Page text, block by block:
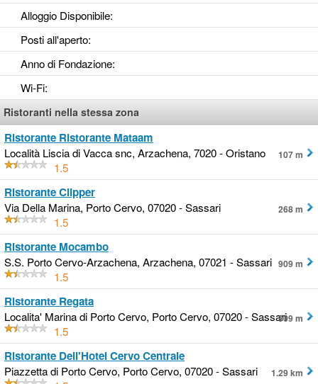
Alloggio Disponibile:
Posti all'aperto:
Anno di Fondazione:
Wi-Fi:
Ristoranti nella stessa zona
Ristorante Ristorante Mataam
Località Liscia di Vacca snc, Arzachena, 7020 - Oristano
1.5
107 m
Ristorante Clipper
Via Della Marina, Porto Cervo, 07020 - Sassari
1.5
268 m
Ristorante Mocambo
S.S. Porto Cervo-Arzachena, Arzachena, 07021 - Sassari
1.5
909 m
Ristorante Regata
Localita' Marina di Porto Cervo, Porto Cervo, 07020 - Sassari
1.5
909 m
Ristorante Dell'Hotel Cervo Centrale
Piazzetta di Porto Cervo, Porto Cervo, 07020 - Sassari
1.29 km